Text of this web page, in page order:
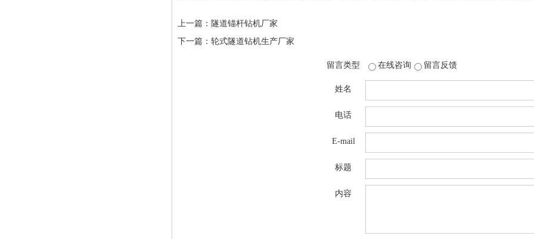
上一篇： 隧道锚杆钻机厂家
下一篇： 轮式隧道钻机生产厂家
留言类型 在线咨询 留言反馈
姓名
电话
E-mail
标题
内容